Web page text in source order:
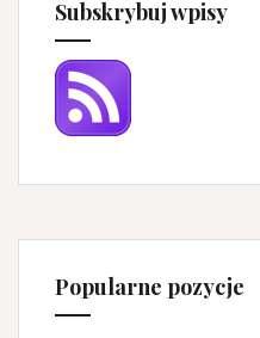
Subskrybuj wpisy
Popularne pozycje